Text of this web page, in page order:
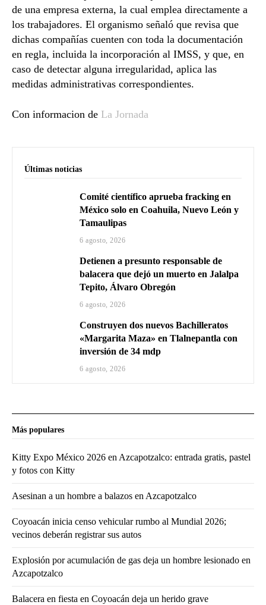
de una empresa externa, la cual emplea directamente a
los trabajadores. El organismo señaló que revisa que
dichas compañías cuenten con toda la documentación
en regla, incluida la incorporación al IMSS, y que, en
caso de detectar alguna irregularidad, aplica las
medidas administrativas correspondientes.
Con informacion de La Jornada
Últimas noticias
Comité científico aprueba fracking en
México solo en Coahuila, Nuevo León y
Tamaulipas
6 agosto, 2026
Detienen a presunto responsable de
balacera que dejó un muerto en Jalalpa
Tepito, Álvaro Obregón
6 agosto, 2026
Construyen dos nuevos Bachilleratos
«Margarita Maza» en Tlalnepantla con
inversión de 34 mdp
6 agosto, 2026
Más populares
Kitty Expo México 2026 en Azcapotzalco: entrada gratis, pastel
y fotos con Kitty
Asesinan a un hombre a balazos en Azcapotzalco
Coyoacán inicia censo vehicular rumbo al Mundial 2026;
vecinos deberán registrar sus autos
Explosión por acumulación de gas deja un hombre lesionado en
Azcapotzalco
Balacera en fiesta en Coyoacán deja un herido grave